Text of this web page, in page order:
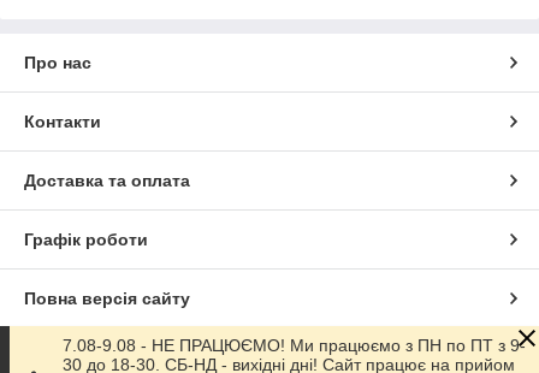
Про нас
Контакти
Доставка та оплата
Графік роботи
Повна версія сайту
Сайт створено на маркетплейсіProm.ua
7.08-9.08 - НЕ ПРАЦЮЄМО! Ми працюємо з ПН по ПТ з 9-
30 до 18-30. СБ-НД - вихідні дні! Сайт працює на прийом